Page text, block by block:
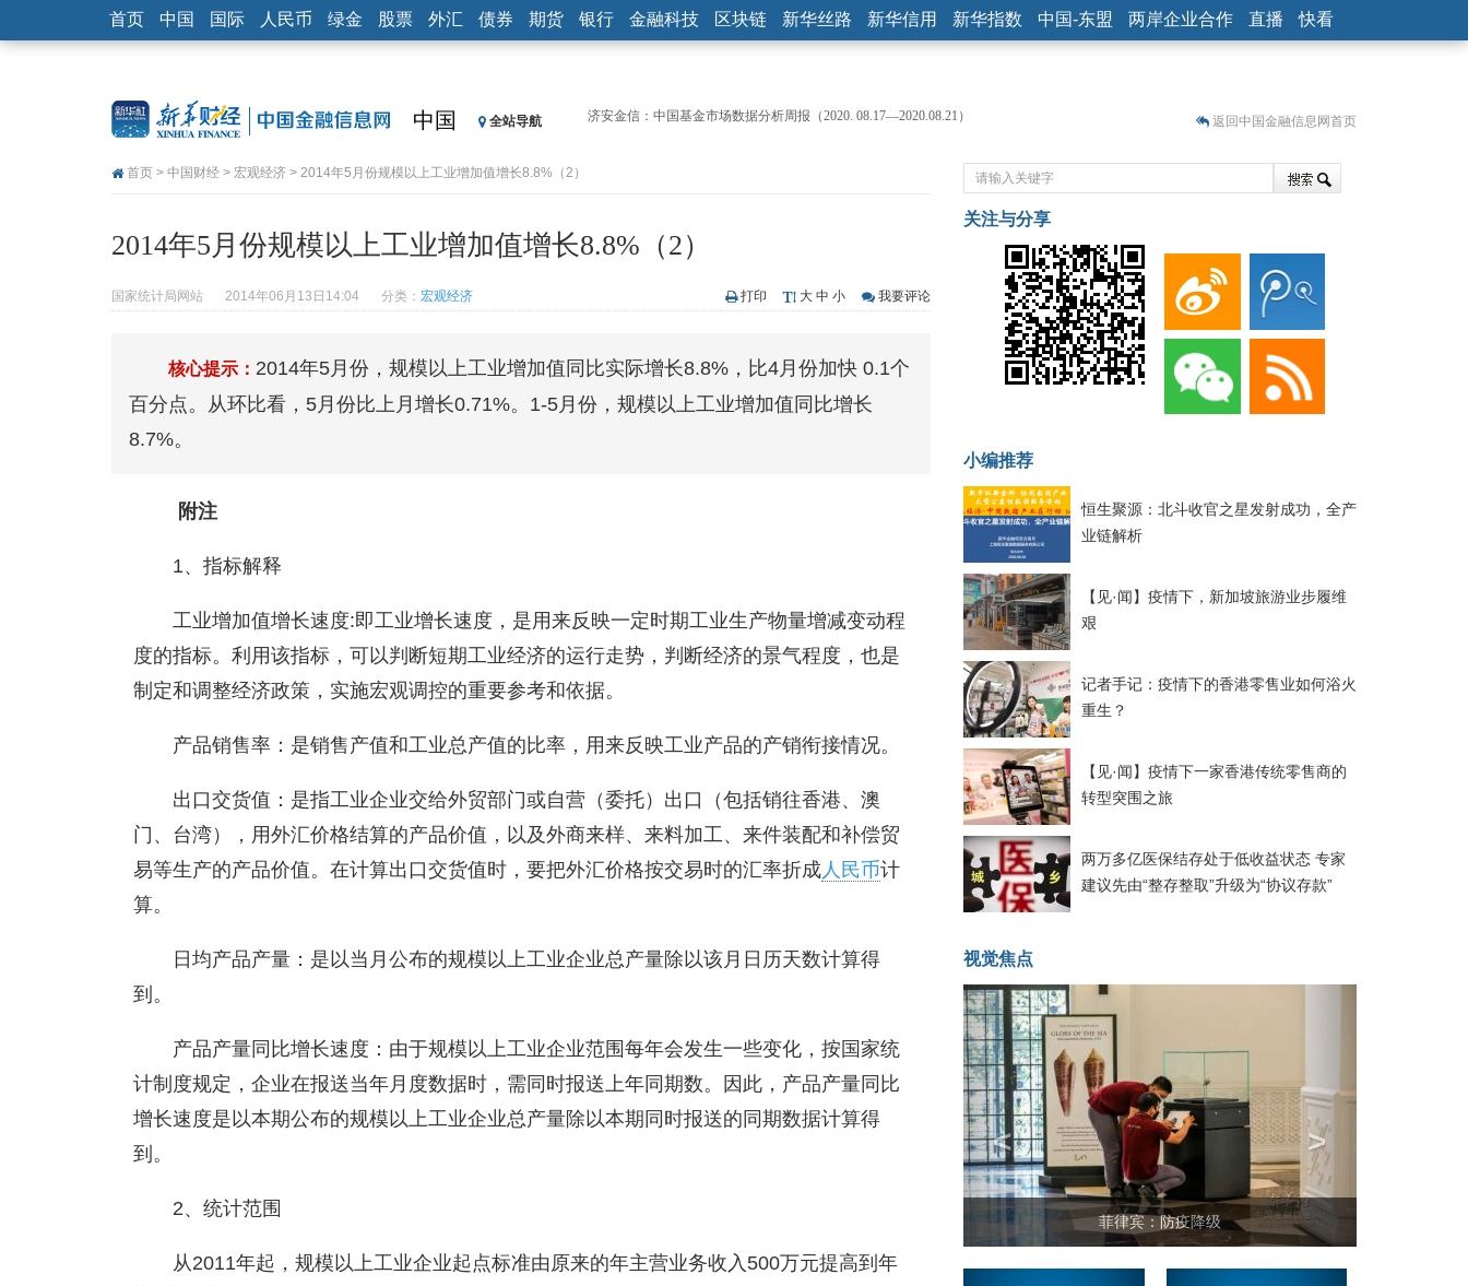
首页 中国 国际 人民币 绿金 股票 外汇 债券 期货 银行 金融科技 区块链 新华丝路 新华信用 新华指数 中国-东盟 两岸企业合作 直播 快看
中国 全站导航
【见·闻】疫情下，新加坡旅游业步履维艰
济安金信：中国基金市场数据分析周报（2020. 07.27—2020.07.31）
【新华财经调查】同业存单、结构性存款玩起“跷跷板” 结构性失衡藏
在“隐秘的角落”
央行公开市场净投放300亿元 短端资金利率明显下行
基本面及股市双轮冲击 债市回调十年期债表现最弱
济安金信：中国基金市场数据分析周报（2020. 08.17—2020.08.21）
返回中国金融信息网首页
首页 > 中国财经 > 宏观经济 > 2014年5月份规模以上工业增加值增长8.8%（2）
2014年5月份规模以上工业增加值增长8.8%（2）
国家统计局网站 2014年06月13日14:04 分类： 宏观经济 打印 大 中 小 我要评论
核心提示： 2014年5月份，规模以上工业增加值同比实际增长8.8%，比4月份加快 0.1个
百分点。从环比看，5月份比上月增长0.71%。1-5月份，规模以上工业增加值同比增长
8.7%。
附注
1、指标解释
工业增加值增长速度:即工业增长速度，是用来反映一定时期工业生产物量增减变动程
度的指标。利用该指标，可以判断短期工业经济的运行走势，判断经济的景气程度，也是
制定和调整经济政策，实施宏观调控的重要参考和依据。
产品销售率：是销售产值和工业总产值的比率，用来反映工业产品的产销衔接情况。
出口交货值：是指工业企业交给外贸部门或自营（委托）出口（包括销往香港、澳
门、台湾），用外汇价格结算的产品价值，以及外商来样、来料加工、来件装配和补偿贸
易等生产的产品价值。在计算出口交货值时，要把外汇价格按交易时的汇率折成人民币计
算。
日均产品产量：是以当月公布的规模以上工业企业总产量除以该月日历天数计算得
到。
产品产量同比增长速度：由于规模以上工业企业范围每年会发生一些变化，按国家统
计制度规定，企业在报送当年月度数据时，需同时报送上年同期数。因此，产品产量同比
增长速度是以本期公布的规模以上工业企业总产量除以本期同时报送的同期数据计算得
到。
2、统计范围
从2011年起，规模以上工业企业起点标准由原来的年主营业务收入500万元提高到年
关注与分享
小编推荐
恒生聚源：北斗收官之星发射成功，全产
业链解析
【见·闻】疫情下，新加坡旅游业步履维
艰
记者手记：疫情下的香港零售业如何浴火
重生？
【见·闻】疫情下一家香港传统零售商的
转型突围之旅
两万多亿医保结存处于低收益状态 专家
建议先由“整存整取”升级为“协议存款”
视觉焦点
菲律宾：防疫降级
< >